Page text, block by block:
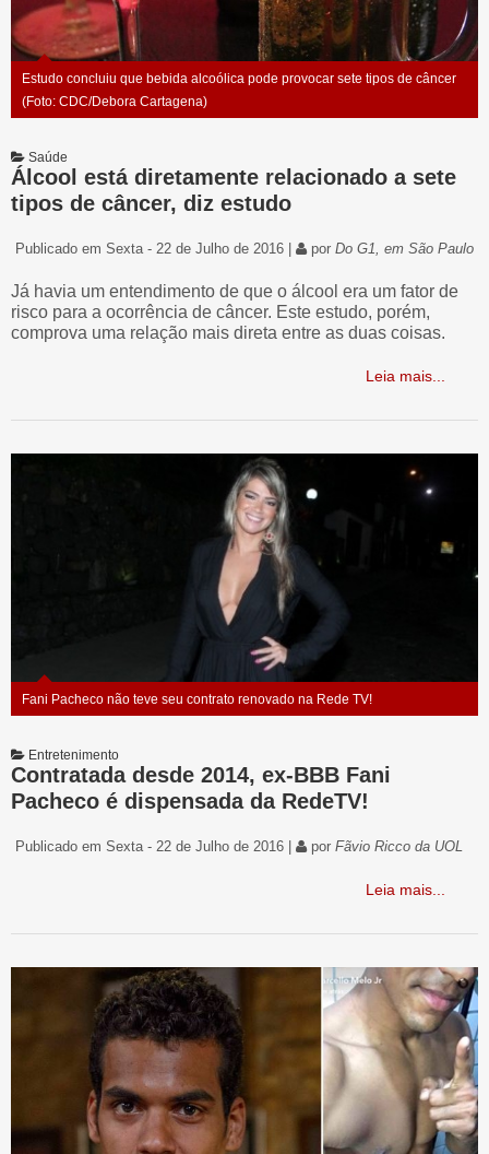
Estudo concluiu que bebida alcoólica pode provocar sete tipos de câncer
(Foto: CDC/Debora Cartagena)
Saúde
Álcool está diretamente relacionado a sete
tipos de câncer, diz estudo
Publicado em Sexta - 22 de Julho de 2016 | por Do G1, em São Paulo
Já havia um entendimento de que o álcool era um fator de
risco para a ocorrência de câncer. Este estudo, porém,
comprova uma relação mais direta entre as duas coisas.
Leia mais...
Fani Pacheco não teve seu contrato renovado na Rede TV!
Entretenimento
Contratada desde 2014, ex-BBB Fani
Pacheco é dispensada da RedeTV!
Publicado em Sexta - 22 de Julho de 2016 | por Fãvio Ricco da UOL
Leia mais...